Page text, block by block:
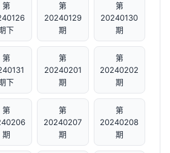
第
下
第
20240129
期
第
20240130
期
第
下
第
20240201
期
第
20240202
期
第
期
第
20240207
期
第
20240208
期